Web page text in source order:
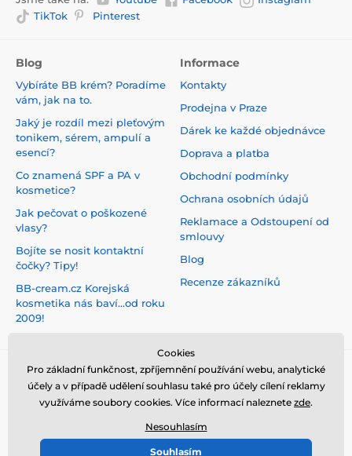
TikTok
Pinterest
Blog
Vybíráte BB krém? Poradíme
vám, jak na to.
Jaký je rozdíl mezi pleťovým
tonikem, sérem, ampulí a
esencí?
Co znamená SPF a PA v
kosmetice?
Jak pečovat o poškozené
vlasy?
Bojíte se nosit kontaktní
čočky? Tipy!
BB-cream.cz Korejská
kosmetika nás baví...od roku
2009!
Informace
Kontakty
Prodejna v Praze
Dárek ke každé objednávce
Doprava a platba
Obchodní podmínky
Ochrana osobních údajů
Reklamace a Odstoupení od
smlouvy
Blog
Recenze zákazníků
© 2026 www.bb-cream.cz ⦁ E-shop vytvořila
Cookies
Pro základní funkčnost, zpříjemnění používání webu, analytické
účely a v případě udělení souhlasu také pro účely cílení reklamy
využíváme soubory cookies. Více informací naleznete zde.
Nesouhlasím
Souhlasím